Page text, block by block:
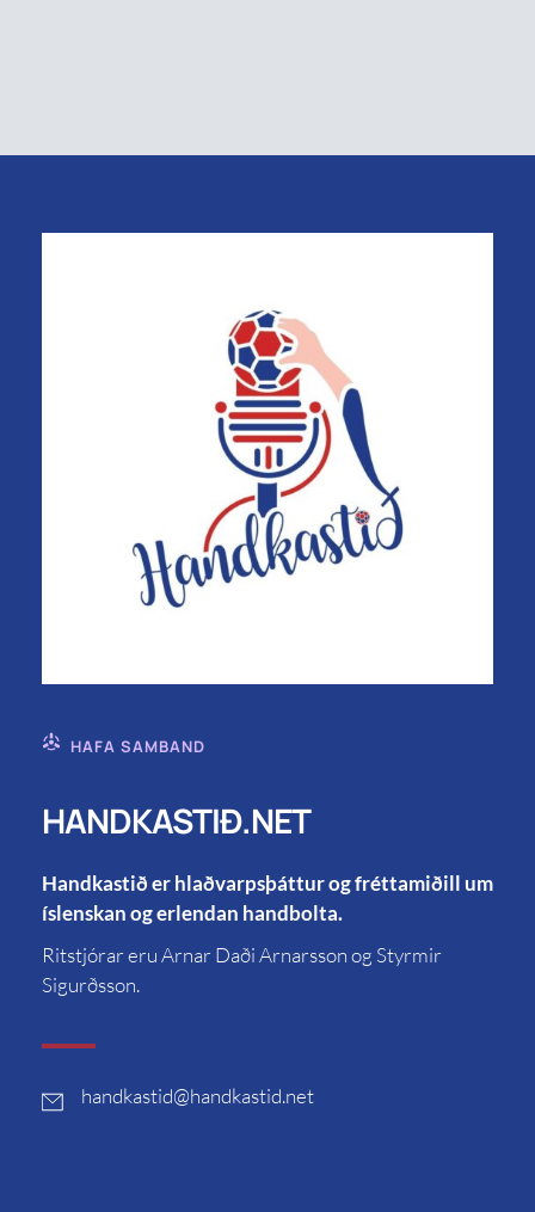
HAFA SAMBAND
HANDKASTIÐ.NET
Handkastið er hlaðvarpsþáttur og fréttamiðill um
íslenskan og erlendan handbolta.
Ritstjórar eru Arnar Daði Arnarsson og Styrmir
Sigurðsson.
handkastid@handkastid.net